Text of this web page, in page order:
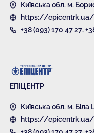
Київська обл. м.
https://epicentrk.ua/
+38 (093) 170 47 27,
ЕПІЦЕНТР
Київська обл. м.
https://epicentrk.ua/
+38 (093) 170 47 27 ,